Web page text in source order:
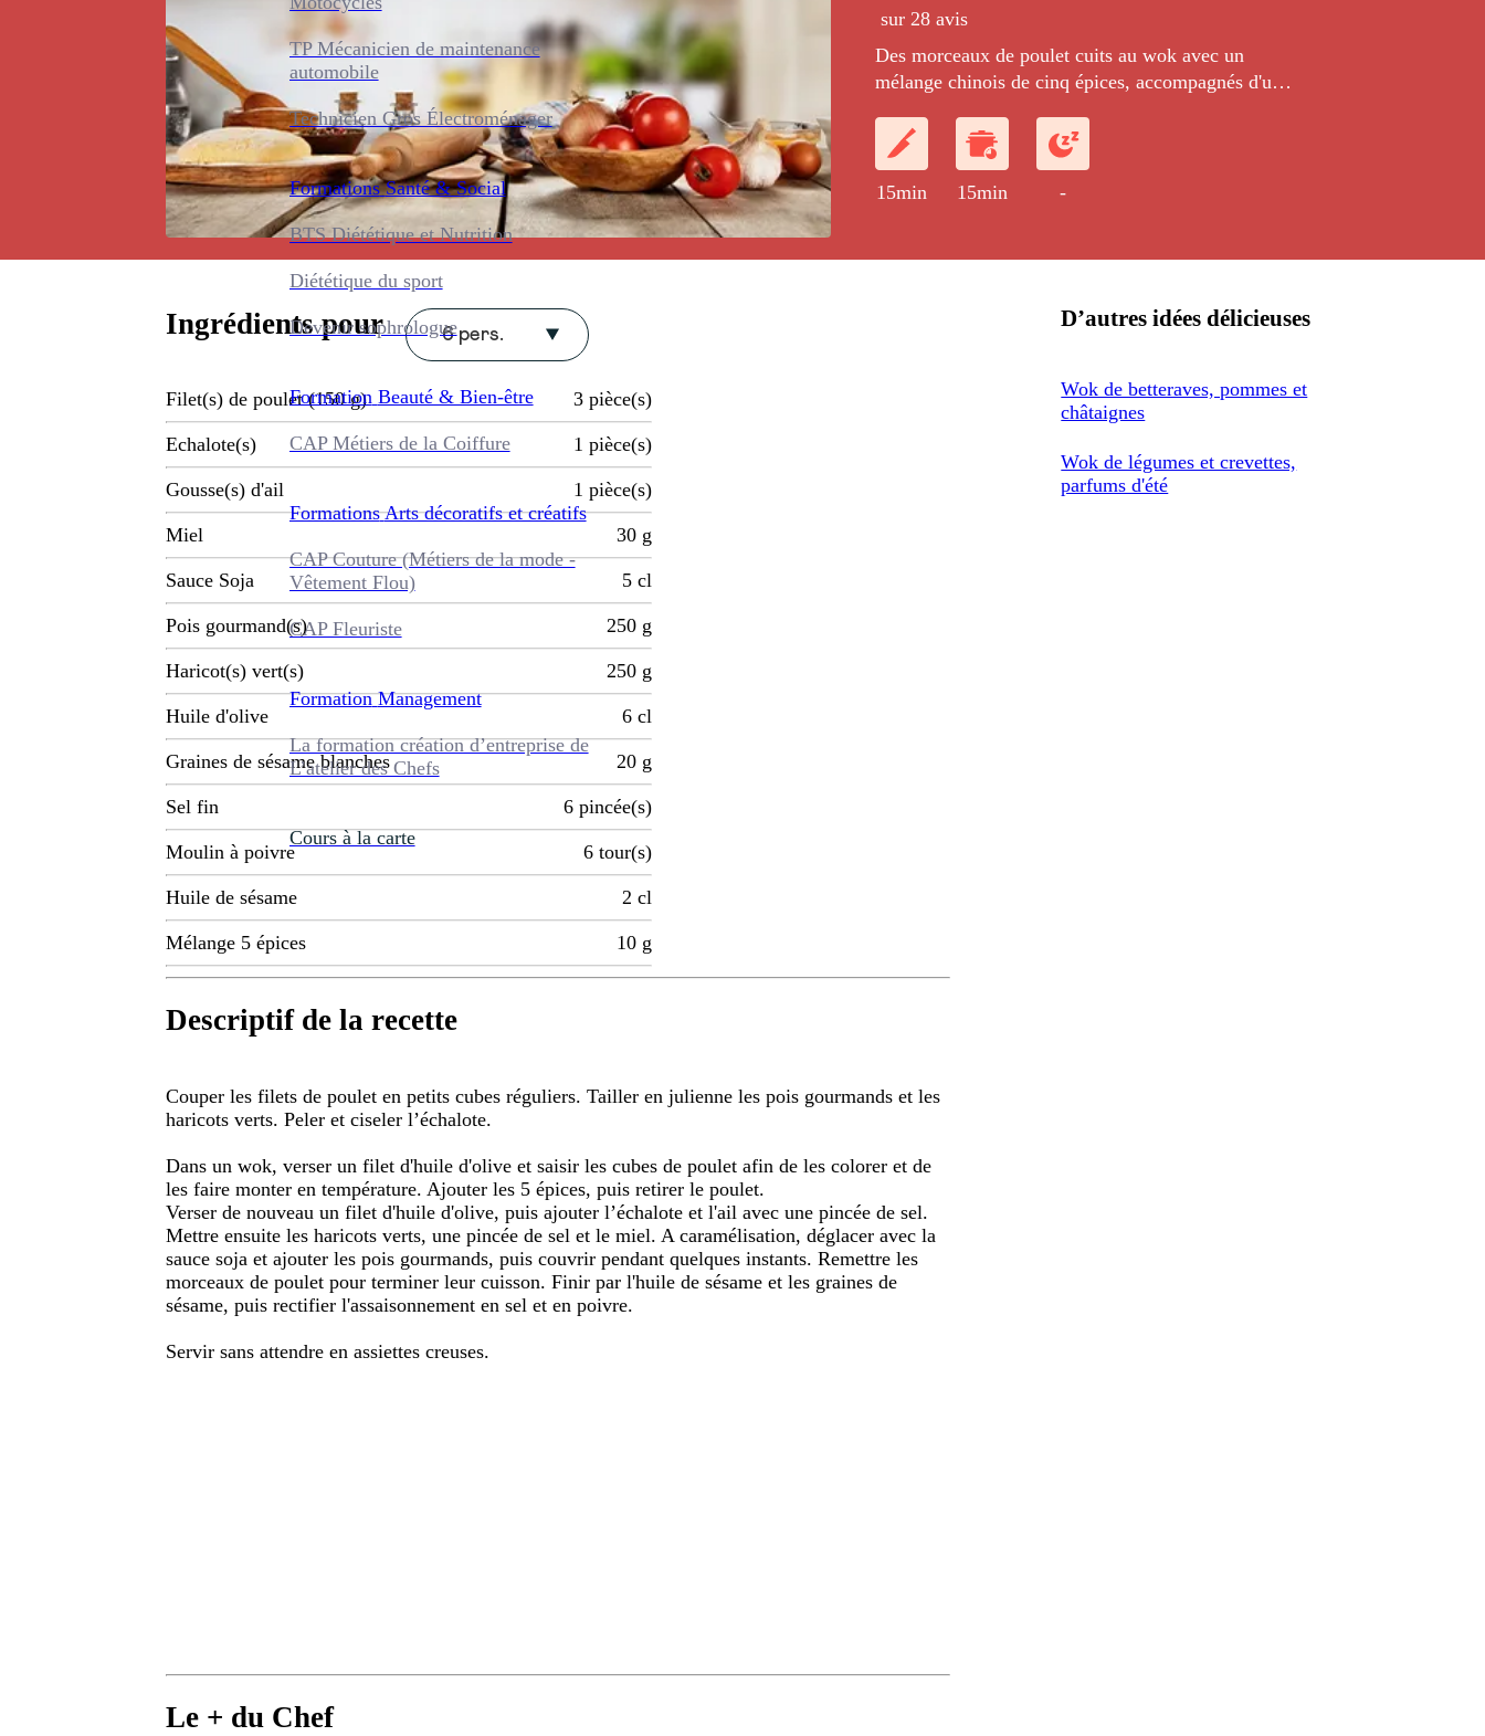
TP Mécanicien de maintenance
automobile
Technicien Gros Électroménager
Formations Santé & Social
BTS Diététique et Nutrition
Diététique du sport
Devenir sophrologue
Formation Beauté & Bien-être
CAP Métiers de la Coiffure
Formations Arts décoratifs et créatifs
CAP Couture (Métiers de la mode -
Vêtement Flou)
CAP Fleuriste
Formation Management
La formation création d’entreprise de
L’atelier des Chefs
Cours à la carte
sur 28 avis
Des morceaux de poulet cuits au wok avec un
mélange chinois de cinq épices, accompagnés d'une
et à la sauce soja.
15min 15min -
Ingrédients pour 6 pers.
Filet(s) de poulet (150 g) 3 pièce(s)
Echalote(s) 1 pièce(s)
Gousse(s) d'ail 1 pièce(s)
Miel 30 g
Sauce Soja 5 cl
Pois gourmand(s) 250 g
Haricot(s) vert(s) 250 g
Huile d'olive 6 cl
Graines de sésame blanches 20 g
Sel fin 6 pincée(s)
Moulin à poivre 6 tour(s)
Huile de sésame 2 cl
Mélange 5 épices 10 g
Descriptif de la recette
Couper les filets de poulet en petits cubes réguliers. Tailler en julienne les pois gourmands et les
haricots verts. Peler et ciseler l’échalote.
Dans un wok, verser un filet d'huile d'olive et saisir les cubes de poulet afin de les colorer et de
les faire monter en température. Ajouter les 5 épices, puis retirer le poulet.
Verser de nouveau un filet d'huile d'olive, puis ajouter l’échalote et l'ail avec une pincée de sel.
Mettre ensuite les haricots verts, une pincée de sel et le miel. A caramélisation, déglacer avec la
sauce soja et ajouter les pois gourmands, puis couvrir pendant quelques instants. Remettre les
morceaux de poulet pour terminer leur cuisson. Finir par l'huile de sésame et les graines de
sésame, puis rectifier l'assaisonnement en sel et en poivre.
Servir sans attendre en assiettes creuses.
Le + du Chef
D’autres idées délicieuses
Wok de betteraves, pommes et
châtaignes
Wok de légumes et crevettes,
parfums d'été